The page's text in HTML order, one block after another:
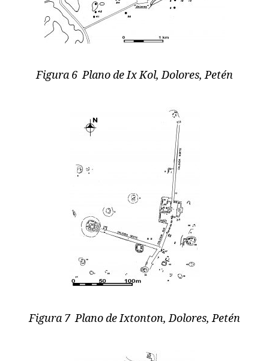
Figura 6 Plano de Ix Kol, Dolores, Petén
Figura 7 Plano de Ixtonton, Dolores, Petén